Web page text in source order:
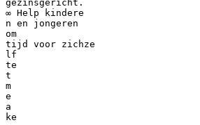
gezinsgericht.
∞ Help kindere
n en jongeren
om
tijd voor zichze
lf
te
t
m
e
a
ke